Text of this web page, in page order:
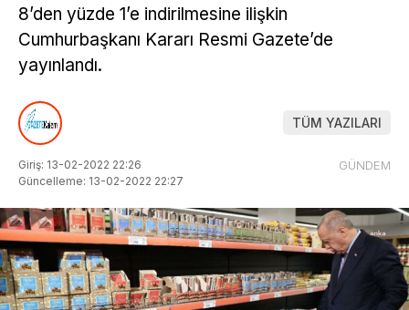
8’den yüzde 1’e indirilmesine ilişkin
Cumhurbaşkanı Kararı Resmi Gazete’de
yayınlandı.
TÜM YAZILARI
Giriş: 13-02-2022 22:26
Güncelleme: 13-02-2022 22:27
GÜNDEM